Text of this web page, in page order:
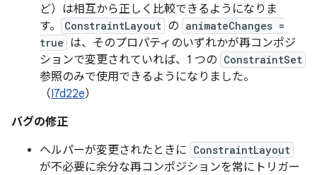
ど）は相互から正しく比較できるようになりま
す。
ConstraintLayout の animateChanges =
true は、そのプロパティのいずれかが再コンポジ
ションで変更されていれば、1 つの ConstraintSet
参照のみで使用できるようになりました。
（I7d22e）
バグの修正
ヘルパーが変更されたときに ConstraintLayout
が不必要に余分な再コンポジションを常にトリガー